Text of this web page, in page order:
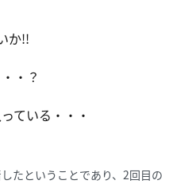
か!!
・？
ている・・・
たということであり、2回目の